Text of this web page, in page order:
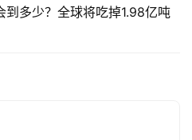
多少？全球将吃掉1.98亿吨